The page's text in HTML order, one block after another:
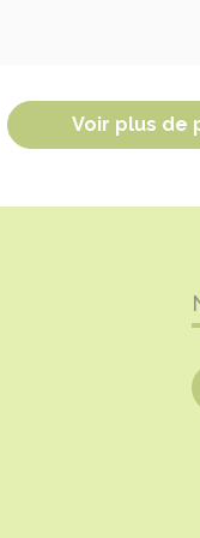
Voir plus de